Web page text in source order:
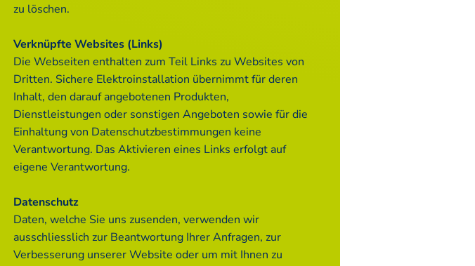
zu löschen.
Verknüpfte Websites (Links)
Die Webseiten enthalten zum Teil Links zu Websites von
Dritten. Sichere Elektroinstallation übernimmt für deren
Inhalt, den darauf angebotenen Produkten,
Dienstleistungen oder sonstigen Angeboten sowie für die
Einhaltung von Datenschutzbestimmungen keine
Verantwortung. Das Aktivieren eines Links erfolgt auf
eigene Verantwortung.
Datenschutz
Daten, welche Sie uns zusenden, verwenden wir
ausschliesslich zur Beantwortung Ihrer Anfragen, zur
Verbesserung unserer Website oder um mit Ihnen zu